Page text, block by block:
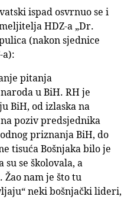
ispad osvrnuo se i
HDZ-a „Dr.
(nakon sjednice
a):
pitanja
u BiH. RH je
BiH, od izlaska na
poziv predsjednika
priznanja BiH, do
tisuća Bošnjaka bilo je
se školovala, a
nam je što tu
neki bošnjački lideri,